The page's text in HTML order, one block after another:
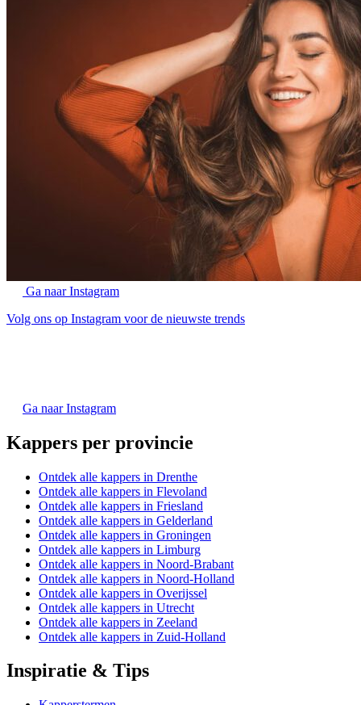
Ga naar Instagram
Volg ons op Instagram voor de nieuwste trends
Ga naar Instagram
Kappers per provincie
Ontdek alle kappers in Drenthe
Ontdek alle kappers in Flevoland
Ontdek alle kappers in Friesland
Ontdek alle kappers in Gelderland
Ontdek alle kappers in Groningen
Ontdek alle kappers in Limburg
Ontdek alle kappers in Noord-Brabant
Ontdek alle kappers in Noord-Holland
Ontdek alle kappers in Overijssel
Ontdek alle kappers in Utrecht
Ontdek alle kappers in Zeeland
Ontdek alle kappers in Zuid-Holland
Inspiratie & Tips